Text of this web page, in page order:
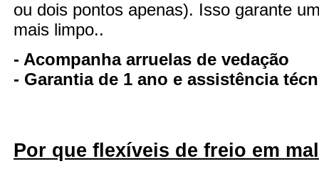
ou dois pontos apenas). Isso garante
mais limpo..
- Acompanha arruelas de vedação
- Garantia de 1 ano e assistência
Por que flexíveis de freio em